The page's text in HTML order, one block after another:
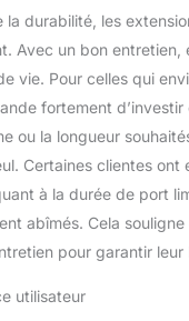
assurer que
sur la bande
avez des
nous
2 paquets
du poids, 2 à 3
longueur. Si
des cheveux
la longueur, 2 à
la durabilité, les
Avec un bon entretien,
vie. Pour celles qui
fortement
ou la longueur
Certaines clientes ont
à la durée de port
abîmés. Cela
pour garantir
utilisateur